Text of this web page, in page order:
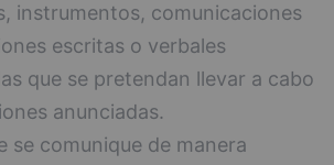
instrumentos, comunicaciones
escritas o verbales
que se pretendan llevar a cabo
anunciadas.
se comunique de manera